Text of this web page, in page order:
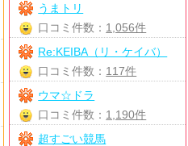
うまトリ
口コミ件数： 1,056件
Re:KEIBA（リ・ケイバ）
口コミ件数： 117件
ウマ☆ドラ
口コミ件数： 1,190件
超すごい競馬